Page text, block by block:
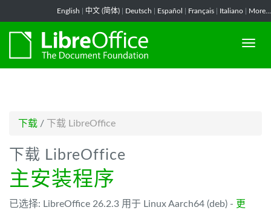
English 中文 (简体) Deutsch Español Français Italiano More...
下载 / 下载 LibreOffice
下载 LibreOffice
主安装程序
已选择: LibreOffice 26.2.3 用于 Linux Aarch64 (deb) - 更